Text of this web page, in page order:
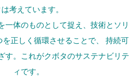
は考えています。
一体のものとして捉え、技術とソリ
正しく循環させることで、
持続可
す。これがクボタのサステナビリテ
ィです。